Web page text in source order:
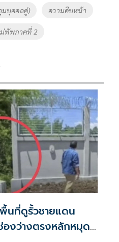
มบุคคลคู่) ความคืบหน้า
ทัพภาคที่ 2
นที่ดูรั้วชายแดน
งว่างตรงหลักหมุด